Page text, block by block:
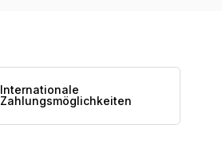
Internationale
Zahlungsmöglichkeiten